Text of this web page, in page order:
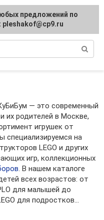
— это современный
их родителей в Москве,
игрушек от
специализируемся на
LEGO и других
игр, коллекционных
. В нашем каталоге
всех возрастов: от
для малышей до
для подростков...
предложений по
pleshakof@cp9.ru